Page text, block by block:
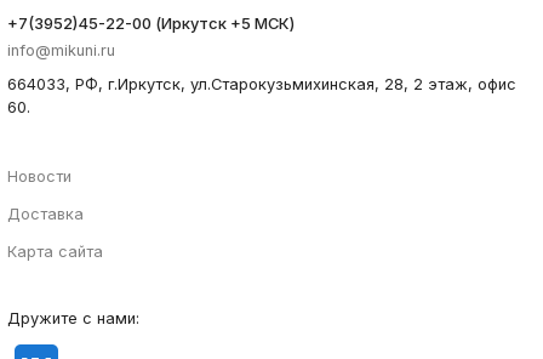
+7(3952)45-22-00 (Иркутск +5 МСК)
info@mikuni.ru
664033, РФ, г.Иркутск, ул.Старокузьмихинская, 28, 2 этаж, офис
60.
Новости
Доставка
Карта сайта
Дружите с нами: